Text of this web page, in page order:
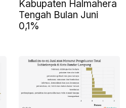
Kabupaten Halmahera
Tengah Bulan Juni
0,1%